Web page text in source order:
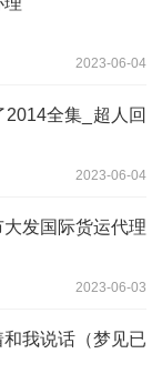
2023-06-04
全集_超人回
2023-06-04
发国际货运代理
2023-06-03
我说话（梦见已